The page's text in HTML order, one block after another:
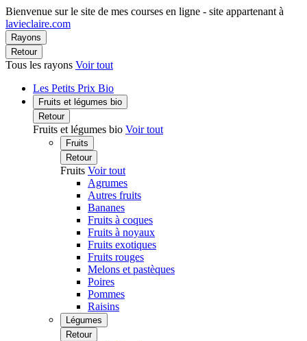
Bienvenue sur le site de mes courses en ligne - site appartenant à
lavieclaire.com
Rayons
Retour
Tous les rayons Voir tout
Les Petits Prix Bio
Fruits et légumes bio
Retour
Fruits et légumes bio Voir tout
Fruits
Retour
Fruits Voir tout
Agrumes
Autres fruits
Bananes
Fruits à coques
Fruits à noyaux
Fruits exotiques
Fruits rouges
Melons et pastèques
Poires
Pommes
Raisins
Légumes
Retour